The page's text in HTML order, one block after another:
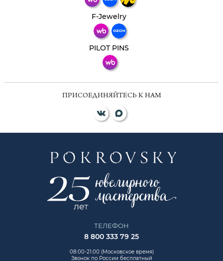
F-Jewelry
PILOT PINS
ПРИСОЕДИНЯЙТЕСЬ К НАМ
ТЕЛЕФОН
8 800 333 79 25
08:00-21:00 (Московское время)
Звонок по России бесплатный